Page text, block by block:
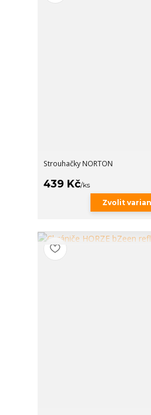
Strouhačky NORTON
439 Kč/ks
Zvolit